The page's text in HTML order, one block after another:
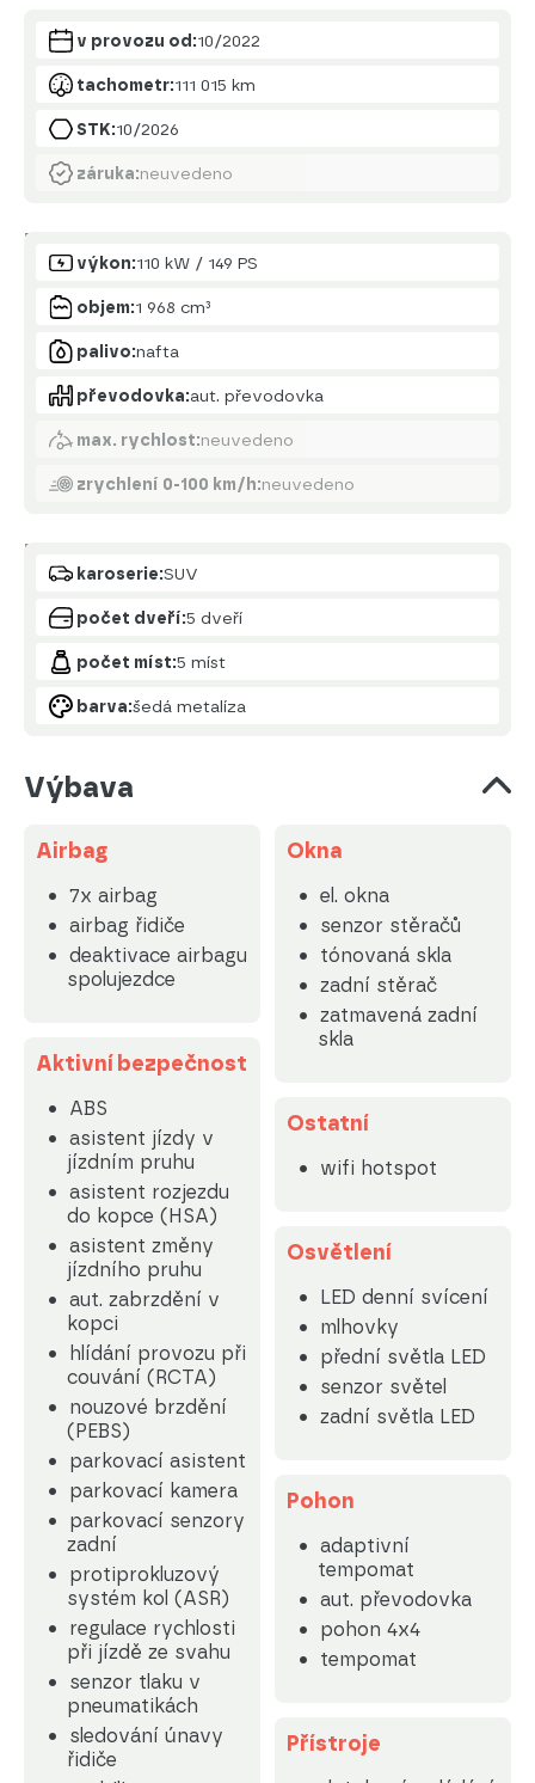
v provozu od:10/2022
tachometr:111 015 km
STK:10/2026
záruka:neuvedeno
Motor
výkon:110 kW / 149 PS
objem:1 968 cm³
palivo:nafta
převodovka:aut. převodovka
max. rychlost:neuvedeno
zrychlení 0-100 km/h:neuvedeno
Karoserie
karoserie:SUV
počet dveří:5 dveří
počet míst:5 míst
barva:šedá metalíza
Výbava
Airbag
7x airbag
airbag řidiče
deaktivace airbagu
spolujezdce
Aktivní bezpečnost
ABS
asistent jízdy v
jízdním pruhu
asistent rozjezdu
do kopce (HSA)
asistent změny
jízdního pruhu
aut. zabrzdění v
kopci
hlídání provozu při
couvání (RCTA)
nouzové brzdění
(PEBS)
parkovací asistent
parkovací kamera
parkovací senzory
zadní
protiprokluzový
systém kol (ASR)
regulace rychlosti
při jízdě ze svahu
senzor tlaku v
pneumatikách
sledování únavy
řidiče
Okna
el. okna
senzor stěračů
tónovaná skla
zadní stěrač
zatmavená zadní
skla
Ostatní
wifi hotspot
Osvětlení
LED denní svícení
mlhovky
přední světla LED
senzor světel
zadní světla LED
Pohon
adaptivní
tempomat
aut. převodovka
pohon 4x4
tempomat
Přístroje